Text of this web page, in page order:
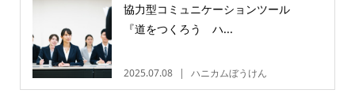
協力型コミュニケーションツール
『道をつくろう ハ...
2025.07.08 ハニカムぼうけん